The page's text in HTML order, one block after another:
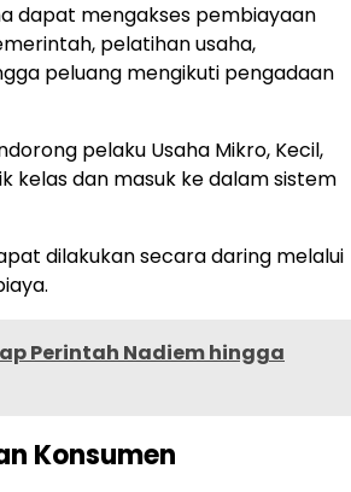
dapat mengakses pembiayaan
pelatihan usaha,
peluang mengikuti pengadaan
pelaku Usaha Mikro, Kecil,
kelas dan masuk ke dalam sistem
dilakukan secara daring melalui
Perintah Nadiem hingga
Konsumen